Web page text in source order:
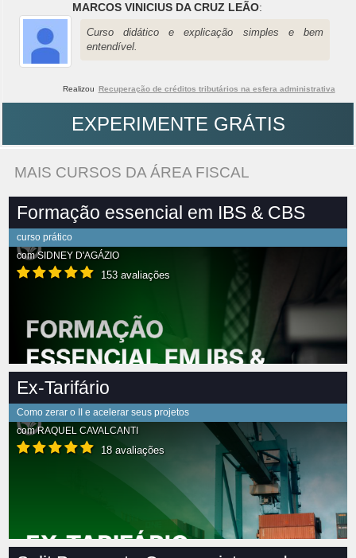
MARCOS VINICIUS DA CRUZ LEÃO:
Curso didático e explicação simples e bem
entendível.
Realizou Recuperação de créditos tributários na esfera administrativa
EXPERIMENTE GRÁTIS
MAIS CURSOS DA ÁREA FISCAL
Formação essencial em IBS & CBS
curso prático
comSIDNEY D'AGÁZIO
153 avaliações
Ex-Tarifário
Como zerar o II e acelerar seus projetos
comRAQUEL CAVALCANTI
18 avaliações